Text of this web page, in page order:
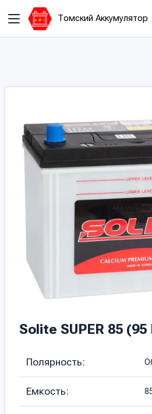
Томский Аккумулятор
Solite SUPER 85 (95
Полярность:
Емкость: